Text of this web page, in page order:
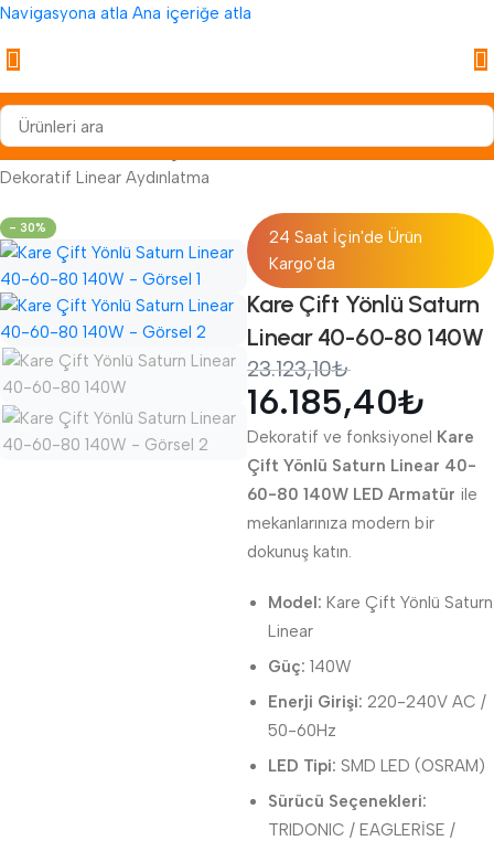
Navigasyona atla Ana içeriğe atla
Anasayfa/Aydınlatma/İç Mekan Aydınlatma/Linear Aydınlatma/
Dekoratif Linear Aydınlatma
- 30%
24 Saat İçin'de Ürün
Kargo'da
Kare Çift Yönlü Saturn
Linear 40-60-80 140W
23.123,10₺
16.185,40₺
Dekoratif ve fonksiyonel Kare
Çift Yönlü Saturn Linear 40-
60-80 140W LED Armatür ile
mekanlarınıza modern bir
dokunuş katın.
Model: Kare Çift Yönlü Saturn
Linear
Güç: 140W
Enerji Girişi: 220-240V AC /
50-60Hz
LED Tipi: SMD LED (OSRAM)
Sürücü Seçenekleri:
TRIDONIC / EAGLERİSE /